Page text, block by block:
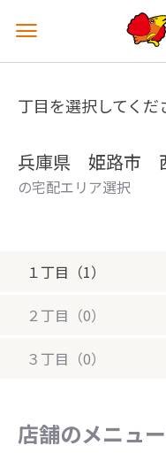
メ
ュ
を
丁目を選択してくだ
兵庫県 姫路市
の宅配エリア選択
１丁目（1）
２丁目（0）
３丁目（0）
店舗のメニュ